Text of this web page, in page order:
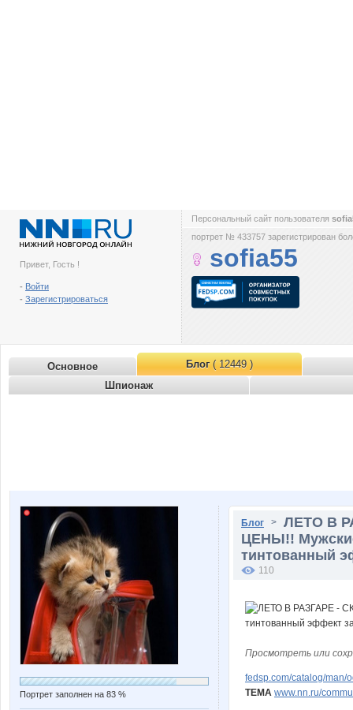
Привет, Гость !
- Войти
- Зарегистрироваться
Персональный сайт пользователя
портрет № 433757 зарегистрирован
sofia55
Основное Блог( 12449 )
Шпионаж
Портрет заполнен на 83 %
Блог > ЛЕТО В
ЦЕНЫ!!
тинтованный
110
Просмотреть или
fedsp.com/catalog/man/
ТЕМА www.nn.ru/